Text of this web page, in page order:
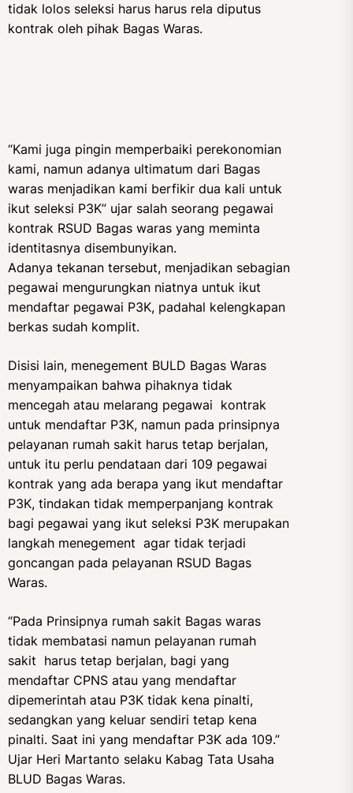
tidak lolos seleksi harus harus rela diputus
kontrak oleh pihak Bagas Waras.
“Kami juga pingin memperbaiki perekonomian
kami, namun adanya ultimatum dari Bagas
waras menjadikan kami berfikir dua kali untuk
ikut seleksi P3K” ujar salah seorang pegawai
kontrak RSUD Bagas waras yang meminta
identitasnya disembunyikan.
Adanya tekanan tersebut, menjadikan sebagian
pegawai mengurungkan niatnya untuk ikut
mendaftar pegawai P3K, padahal kelengkapan
berkas sudah komplit.
Disisi lain, menegement BULD Bagas Waras
menyampaikan bahwa pihaknya tidak
mencegah atau melarang pegawai kontrak
untuk mendaftar P3K, namun pada prinsipnya
pelayanan rumah sakit harus tetap berjalan,
untuk itu perlu pendataan dari 109 pegawai
kontrak yang ada berapa yang ikut mendaftar
P3K, tindakan tidak memperpanjang kontrak
bagi pegawai yang ikut seleksi P3K merupakan
langkah menegement agar tidak terjadi
goncangan pada pelayanan RSUD Bagas
Waras.
“Pada Prinsipnya rumah sakit Bagas waras
tidak membatasi namun pelayanan rumah
sakit harus tetap berjalan, bagi yang
mendaftar CPNS atau yang mendaftar
dipemerintah atau P3K tidak kena pinalti,
sedangkan yang keluar sendiri tetap kena
pinalti. Saat ini yang mendaftar P3K ada 109.”
Ujar Heri Martanto selaku Kabag Tata Usaha
BLUD Bagas Waras.